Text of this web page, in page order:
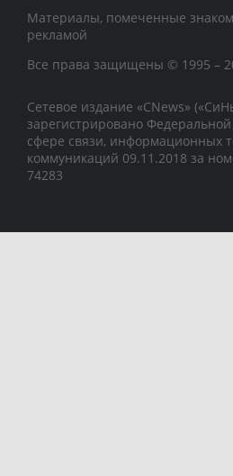
Материалы, помеченные
рекламой
Все права защищены © 1995 –
Сетевое издание «CNews»
зарегистрировано
сфере связи, информационных
коммуникаций 09.11.2018 за
74283